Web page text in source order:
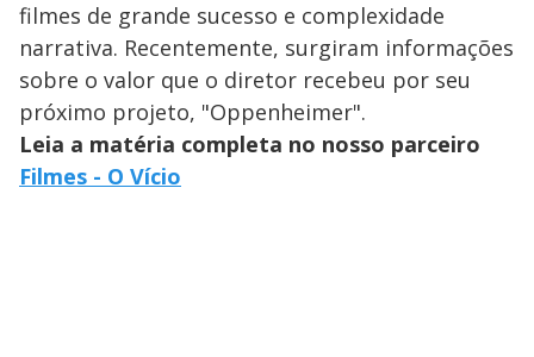
filmes de grande sucesso e complexidade
narrativa. Recentemente, surgiram informações
sobre o valor que o diretor recebeu por seu
próximo projeto, "Oppenheimer".
Leia a matéria completa no nosso parceiro
Filmes - O Vício